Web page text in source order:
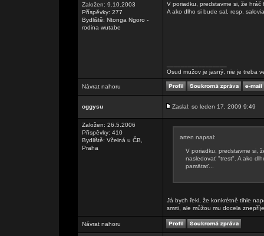
Založen: 9.10.2003
Příspěvky: 277
Bydliště: Ntonga Ngoro -
rodina wutabe
V poriadku, predstavme si, že
A ako dlho si bude sal, resp.
Osud mužov je jasný, nie je treba
Návrat nahoru
oggysu Zaslal: so leden 17, 2009 9:49
Založen: 26.5.2006
Příspěvky: 410
Bydliště: Včelná u ČB,
Praha
arten napsal:
V poriadku, predstavme si,
nasledovať "trest". A ako
pamätať...
Já bych řekl, že konkrétně tihle
smrti, ale můžou mu docela
Návrat nahoru